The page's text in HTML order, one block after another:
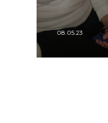
08.05.23